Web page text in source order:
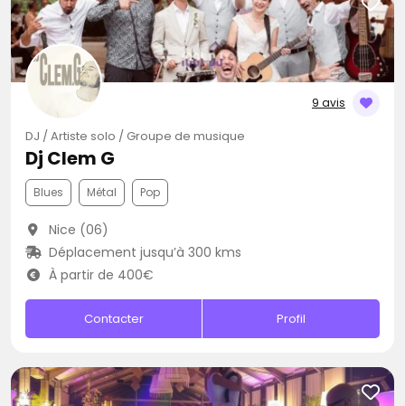
9 avis
DJ / Artiste solo / Groupe de musique
Dj Clem G
Blues Métal Pop
Nice (06)
Déplacement jusqu’à 300 kms
À partir de 400€
Contacter Profil